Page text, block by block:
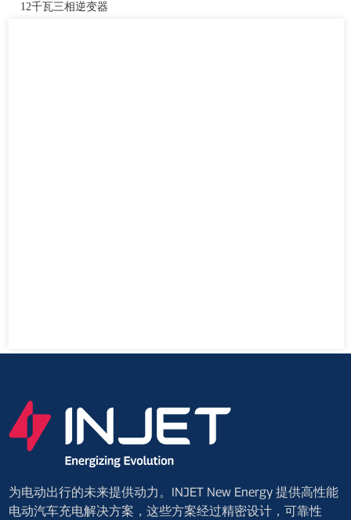
12千瓦三相逆变器
为电动出行的未来提供动力。INJET New Energy 提供高性能
电动汽车充电解决方案，这些方案经过精密设计，可靠性